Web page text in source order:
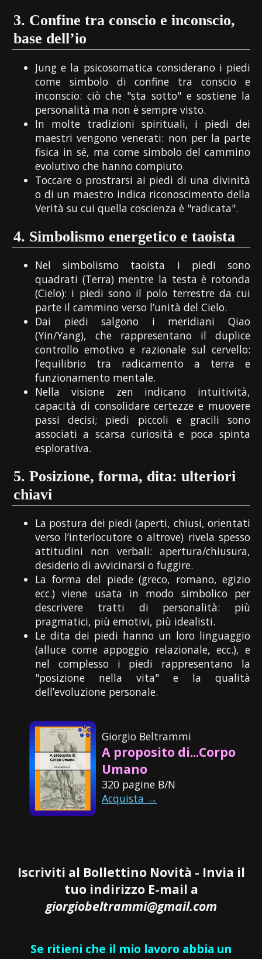
3. Confine tra conscio e inconscio,
base dell’io
Jung e la psicosomatica considerano i piedi
come simbolo di confine tra conscio e
inconscio: ciò che "sta sotto" e sostiene la
personalità ma non è sempre visto.
In molte tradizioni spirituali, i piedi dei
maestri vengono venerati: non per la parte
fisica in sé, ma come simbolo del cammino
evolutivo che hanno compiuto.
Toccare o prostrarsi ai piedi di una divinità
o di un maestro indica riconoscimento della
Verità su cui quella coscienza è "radicata".
4. Simbolismo energetico e taoista
Nel simbolismo taoista i piedi sono
quadrati (Terra) mentre la testa è rotonda
(Cielo): i piedi sono il polo terrestre da cui
parte il cammino verso l’unità del Cielo.
Dai piedi salgono i meridiani Qiao
(Yin/Yang), che rappresentano il duplice
controllo emotivo e razionale sul cervello:
l’equilibrio tra radicamento a terra e
funzionamento mentale.
Nella visione zen indicano intuitività,
capacità di consolidare certezze e muovere
passi decisi; piedi piccoli e gracili sono
associati a scarsa curiosità e poca spinta
esplorativa.
5. Posizione, forma, dita: ulteriori
chiavi
La postura dei piedi (aperti, chiusi, orientati
verso l’interlocutore o altrove) rivela spesso
attitudini non verbali: apertura/chiusura,
desiderio di avvicinarsi o fuggire.
La forma del piede (greco, romano, egizio
ecc.) viene usata in modo simbolico per
descrivere tratti di personalità: più
pragmatici, più emotivi, più idealisti.
Le dita dei piedi hanno un loro linguaggio
(alluce come appoggio relazionale, ecc.), e
nel complesso i piedi rappresentano la
"posizione nella vita" e la qualità
dell’evoluzione personale.
Giorgio Beltrammi
A proposito di...Corpo
Umano
320 pagine B/N
Acquista →
Iscriviti al Bollettino Novità - Invia il
tuo indirizzo E-mail a
giorgiobeltrammi@gmail.com
Se ritieni che il mio lavoro abbia un